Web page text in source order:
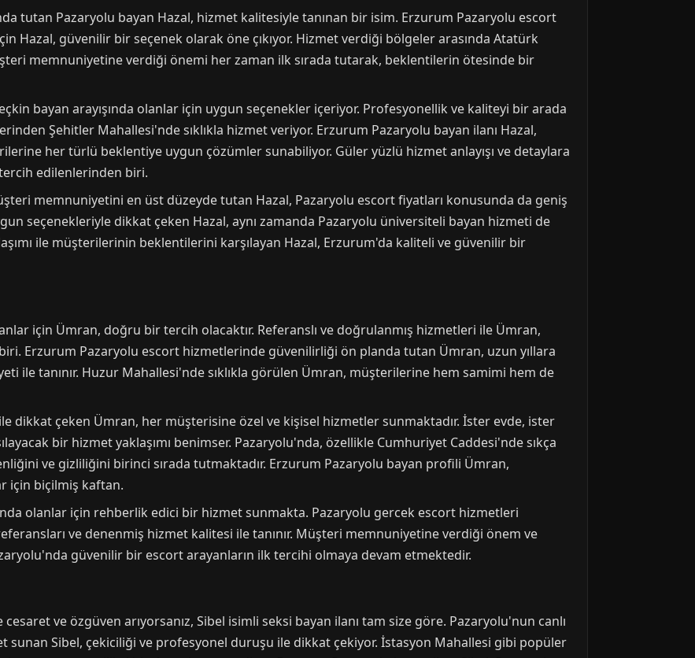
tutan Pazaryolu bayan Hazal, hizmet kalitesiyle tanınan bir isim. Erzurum Pazaryolu escort
Hazal, güvenilir bir seçenek olarak öne çıkıyor. Hizmet verdiği bölgeler arasında Atatürk
memnuniyetine verdiği önemi her zaman ilk sırada tutarak, beklentilerin ötesinde bir
bayan arayışında olanlar için uygun seçenekler içeriyor. Profesyonellik ve kaliteyi bir arada
Şehitler Mahallesi'nde sıklıkla hizmet veriyor. Erzurum Pazaryolu bayan ilanı Hazal,
her türlü beklentiye uygun çözümler sunabiliyor. Güler yüzlü hizmet anlayışı ve detaylara
edilenlerinden biri.
memnuniyetini en üst düzeyde tutan Hazal, Pazaryolu escort fiyatları konusunda da geniş
seçenekleriyle dikkat çeken Hazal, aynı zamanda Pazaryolu üniversiteli bayan hizmeti de
ile müşterilerinin beklentilerini karşılayan Hazal, Erzurum'da kaliteli ve güvenilir bir
için Ümran, doğru bir tercih olacaktır. Referanslı ve doğrulanmış hizmetleri ile Ümran,
Erzurum Pazaryolu escort hizmetlerinde güvenilirliği ön planda tutan Ümran, uzun yıllara
ile tanınır. Huzur Mahallesi'nde sıklıkla görülen Ümran, müşterilerine hem samimi hem de
dikkat çeken Ümran, her müşterisine özel ve kişisel hizmetler sunmaktadır. İster evde, ister
bir hizmet yaklaşımı benimser. Pazaryolu'nda, özellikle Cumhuriyet Caddesi'nde sıkça
ve gizliliğini birinci sırada tutmaktadır. Erzurum Pazaryolu bayan profili Ümran,
için biçilmiş kaftan.
olanlar için rehberlik edici bir hizmet sunmakta. Pazaryolu gercek escort hizmetleri
ve denenmiş hizmet kalitesi ile tanınır. Müşteri memnuniyetine verdiği önem ve
güvenilir bir escort arayanların ilk tercihi olmaya devam etmektedir.
ve özgüven arıyorsanız, Sibel isimli seksi bayan ilanı tam size göre. Pazaryolu'nun canlı
Sibel, çekiciliği ve profesyonel duruşu ile dikkat çekiyor. İstasyon Mahallesi gibi popüler